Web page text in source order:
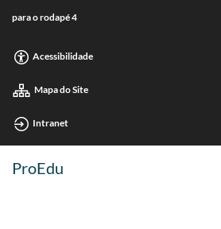
para o rodapé4
Acessibilidade
Mapa do Site
Intranet
ProEdu